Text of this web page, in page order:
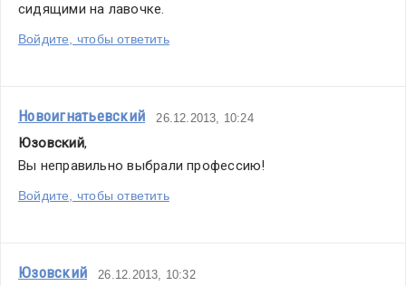
сидящими на лавочке.
Войдите, чтобы ответить
Новоигнатьевский 26.12.2013, 10:24
Юзовский,
Вы неправильно выбрали профессию!
Войдите, чтобы ответить
Юзовский 26.12.2013, 10:32